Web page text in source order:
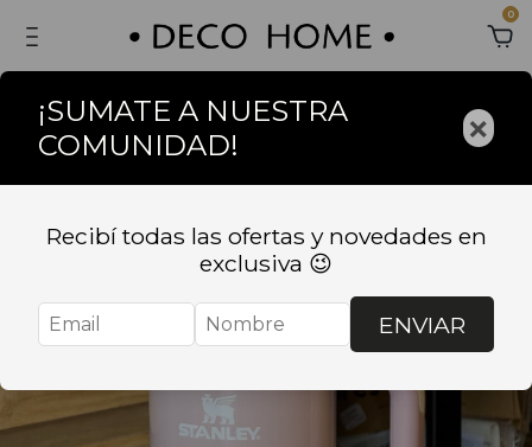
0
¡SUMATE A NUESTRA
COMUNIDAD!
×
Recibí todas las ofertas y novedades en
exclusiva 😉
ENVIAR